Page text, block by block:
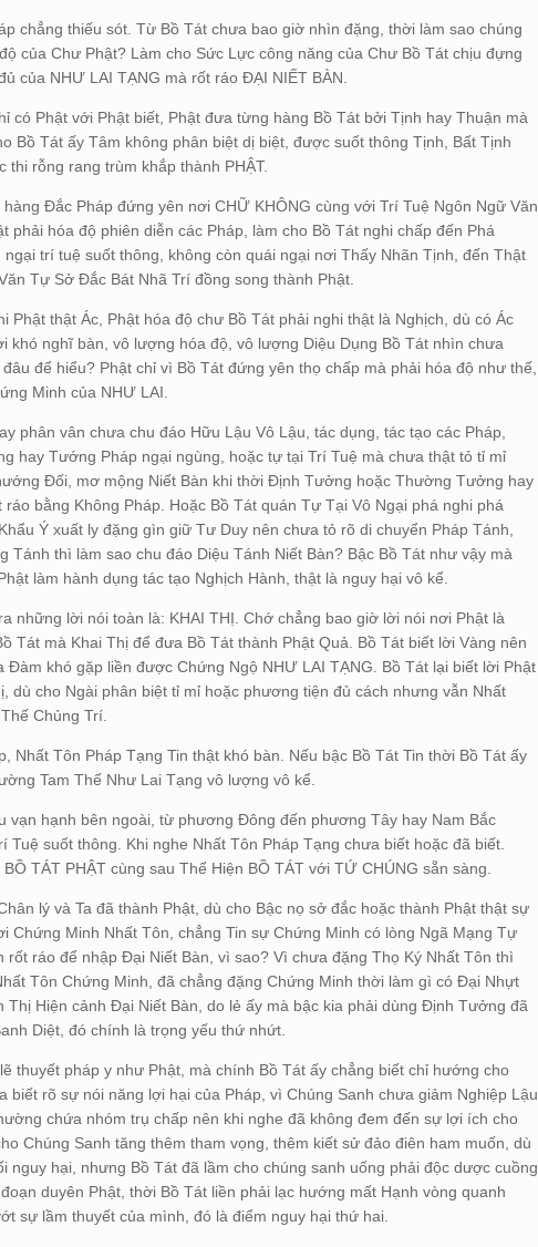
chẳng thiếu sót. Từ Bồ Tát chưa bao giờ nhìn đặng, thời làm sao chúng
của Chư Phật? Làm cho Sức Lực công năng của Chư Bồ Tát chịu đựng
của NHƯ LAI TẠNG mà rốt ráo ĐẠI NIẾT BÀN.
có Phật với Phật biết, Phật đưa từng hàng Bồ Tát bởi Tịnh hay Thuận mà
Bồ Tát ấy Tâm không phân biệt dị biệt, được suốt thông Tịnh, Bất Tịnh
thi rỗng rang trùm khắp thành PHẬT.
Đắc Pháp đứng yên nơi CHỮ KHÔNG cùng với Trí Tuệ Ngôn Ngữ Văn
phải hóa độ phiên diễn các Pháp, làm cho Bồ Tát nghi chấp đến Phá
trí tuệ suốt thông, không còn quái ngại nơi Thấy Nhãn Tịnh, đến Thật
Tự Sở Đắc Bát Nhã Trí đồng song thành Phật.
Phật thật Ác, Phật hóa độ chư Bồ Tát phải nghi thật là Nghịch, dù có Ác
khó nghĩ bàn, vô lượng hóa độ, vô lượng Diệu Dụng Bồ Tát nhìn chưa
để hiểu? Phật chỉ vì Bồ Tát đứng yên thọ chấp mà phải hóa độ như thế,
Minh của NHƯ LAI.
phân vân chưa chu đáo Hữu Lậu Vô Lậu, tác dụng, tác tạo các Pháp,
hay Tướng Pháp ngại ngùng, hoặc tự tại Trí Tuệ mà chưa thật tỏ tỉ mỉ
Đối, mơ mộng Niết Bàn khi thời Định Tưởng hoặc Thường Tưởng hay
bằng Không Pháp. Hoặc Bồ Tát quán Tự Tại Vô Ngại phá nghi phá
Ý xuất ly đặng gìn giữ Tư Duy nên chưa tỏ rõ di chuyển Pháp Tánh,
Tánh thì làm sao chu đáo Diệu Tánh Niết Bàn? Bậc Bồ Tát như vậy mà
làm hành dụng tác tạo Nghịch Hành, thật là nguy hại vô kể.
những lời nói toàn là: KHAI THỊ. Chớ chẳng bao giờ lời nói nơi Phật là
Tát mà Khai Thị để đưa Bồ Tát thành Phật Quả. Bồ Tát biết lời Vàng nên
Đàm khó gặp liền được Chứng Ngộ NHƯ LAI TẠNG. Bồ Tát lại biết lời Phật
dù cho Ngài phân biệt tỉ mỉ hoặc phương tiện đủ cách nhưng vẫn Nhất
Chủng Trí.
Nhất Tôn Pháp Tạng Tin thật khó bàn. Nếu bậc Bồ Tát Tin thời Bồ Tát ấy
Tam Thế Như Lai Tạng vô lượng vô kể.
vạn hạnh bên ngoài, từ phương Đông đến phương Tây hay Nam Bắc
Tuệ suốt thông. Khi nghe Nhất Tôn Pháp Tạng chưa biết hoặc đã biết.
TÁT PHẬT cùng sau Thể Hiện BỒ TÁT với TỨ CHÚNG sẵn sàng.
lý và Ta đã thành Phật, dù cho Bậc nọ sở đắc hoặc thành Phật thật sự
Chứng Minh Nhất Tôn, chẳng Tin sự Chứng Minh có lòng Ngã Mạng Tự
rốt ráo để nhập Đại Niết Bàn, vì sao? Vì chưa đặng Thọ Ký Nhất Tôn thì
Tôn Chứng Minh, đã chẳng đặng Chứng Minh thời làm gì có Đại Nhựt
Thị Hiện cảnh Đại Niết Bàn, do lẻ ấy mà bậc kia phải dùng Định Tưởng đã
Diệt, đó chính là trọng yếu thứ nhứt.
thuyết pháp y như Phật, mà chính Bồ Tát ấy chẳng biết chỉ hướng cho
biết rõ sự nói năng lợi hại của Pháp, vì Chúng Sanh chưa giảm Nghiệp Lậu
chứa nhóm trụ chấp nên khi nghe đã không đem đến sự lợi ích cho
Chúng Sanh tăng thêm tham vọng, thêm kiết sử đảo điên ham muốn, dù
nguy hại, nhưng Bồ Tát đã lầm cho chúng sanh uống phải độc dược cuồng
duyên Phật, thời Bồ Tát liền phải lạc hướng mất Hạnh vòng quanh
sự lầm thuyết của mình, đó là điểm nguy hại thứ hai.